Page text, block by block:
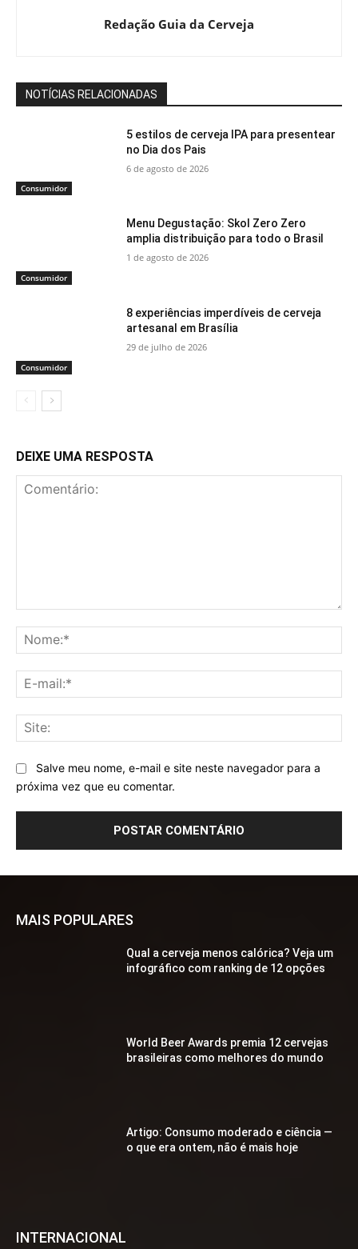
Redação Guia da Cerveja
NOTÍCIAS RELACIONADAS
Consumidor
5 estilos de cerveja IPA para presentear
no Dia dos Pais
6 de agosto de 2026
Consumidor
Menu Degustação: Skol Zero Zero
amplia distribuição para todo o Brasil
1 de agosto de 2026
Consumidor
8 experiências imperdíveis de cerveja
artesanal em Brasília
29 de julho de 2026
DEIXE UMA RESPOSTA
Salve meu nome, e-mail e site neste navegador para a
próxima vez que eu comentar.
MAIS POPULARES
Qual a cerveja menos calórica? Veja um
infográfico com ranking de 12 opções
World Beer Awards premia 12 cervejas
brasileiras como melhores do mundo
Artigo: Consumo moderado e ciência —
o que era ontem, não é mais hoje
INTERNACIONAL